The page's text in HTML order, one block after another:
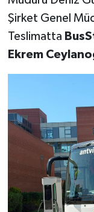
Şirket Genel
Teslimatta
Ekrem